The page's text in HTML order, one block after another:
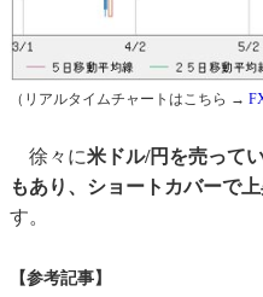
（リアルタイムチャートはこちら →
徐々に米ドル/円を売って
もあり、ショートカバーで
す。
【参考記事】